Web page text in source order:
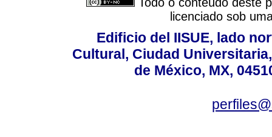
licenciado sob
Edificio del IISUE, lado
Cultural, Ciudad
de México, MX,